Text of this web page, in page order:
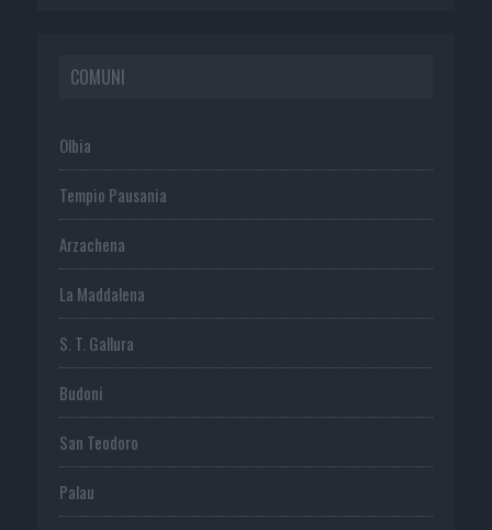
COMUNI
Olbia
Tempio Pausania
Arzachena
La Maddalena
S. T. Gallura
Budoni
San Teodoro
Palau